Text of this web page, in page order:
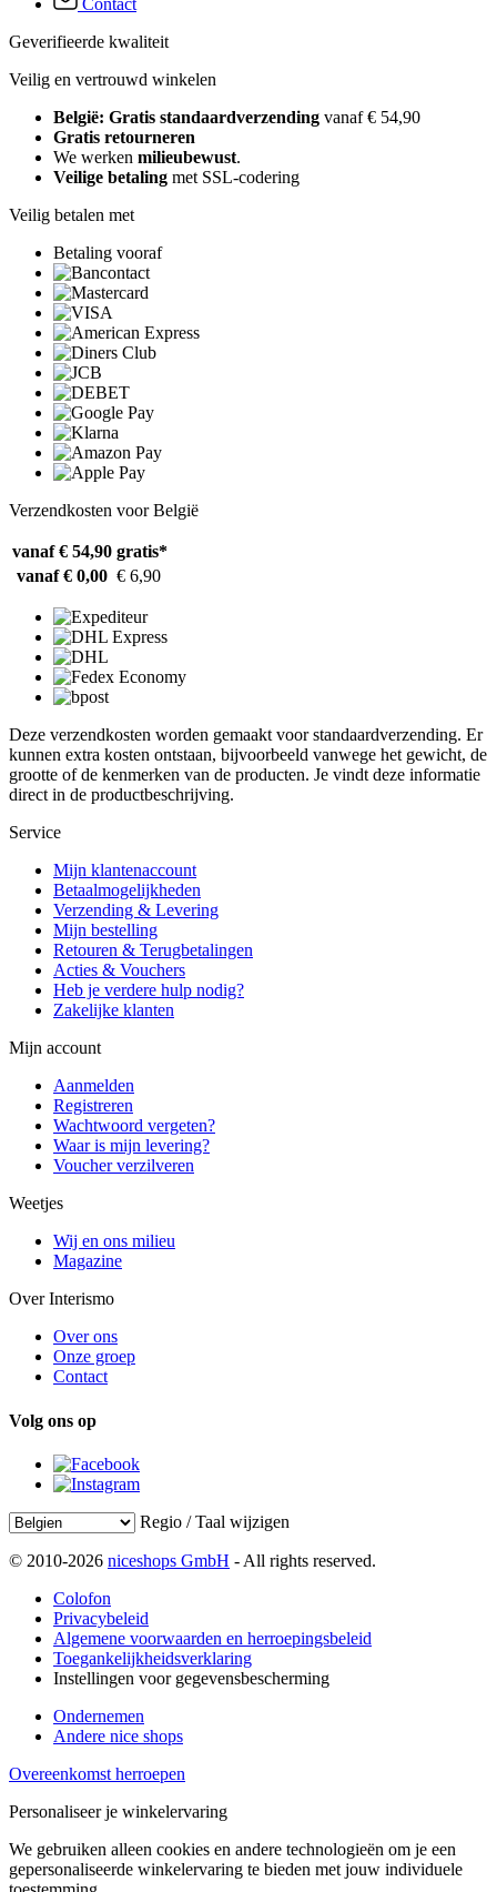
Contact
Geverifieerde kwaliteit
Veilig en vertrouwd winkelen
België: Gratis standaardverzending vanaf € 54,90
Gratis retourneren
We werken milieubewust.
Veilige betaling met SSL-codering
Veilig betalen met
Betaling vooraf
Verzendkosten voor België
vanaf € 54,90 gratis*
vanaf € 0,00 € 6,90
Deze verzendkosten worden gemaakt voor standaardverzending. Er
kunnen extra kosten ontstaan, bijvoorbeeld vanwege het gewicht, de
grootte of de kenmerken van de producten. Je vindt deze informatie
direct in de productbeschrijving.
Service
Mijn klantenaccount
Betaalmogelijkheden
Verzending & Levering
Mijn bestelling
Retouren & Terugbetalingen
Acties & Vouchers
Heb je verdere hulp nodig?
Zakelijke klanten
Mijn account
Aanmelden
Registreren
Wachtwoord vergeten?
Waar is mijn levering?
Voucher verzilveren
Weetjes
Wij en ons milieu
Magazine
Over Interismo
Over ons
Onze groep
Contact
Volg ons op
Regio / Taal wijzigen
© 2010-2026 niceshops GmbH - All rights reserved.
Colofon
Privacybeleid
Algemene voorwaarden en herroepingsbeleid
Toegankelijkheidsverklaring
Instellingen voor gegevensbescherming
Ondernemen
Andere nice shops
Overeenkomst herroepen
Personaliseer je winkelervaring
We gebruiken alleen cookies en andere technologieën om je een
gepersonaliseerde winkelervaring te bieden met jouw individuele